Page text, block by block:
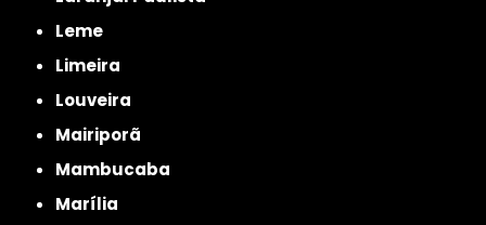
Leme
Limeira
Louveira
Mairiporã
Mambucaba
Marília